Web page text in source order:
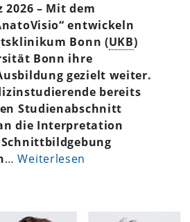
2026 – Mit dem
entwickeln
Bonn (UKB)
Bonn ihre
gezielt weiter.
bereits
Studienabschnitt
die Interpretation
…Weiterlesen